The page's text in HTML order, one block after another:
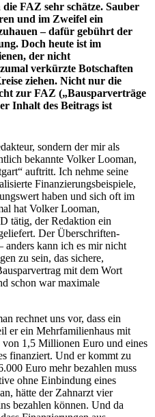
FAZ sehr schätze. Sauber
und im Zweifel ein
– dafür gebührt der
Doch heute ist im
der nicht
verkürzte Botschaften
ziehen. Nicht nur die
zur FAZ („Bausparverträge
Inhalt des Beitrags ist
sondern der mir als
bekannte Volker Looman,
auftritt. Ich nehme seine
Finanzierungsbeispiele,
haben und sich oft im
hat Volker Looman,
tätig, der Redaktion ein
Der Überschriften-
anders kann ich es mir nicht
zu sein, das sichere,
mit dem Wort
schon war maximale
rechnet uns vor, dass ein
er ein Mehrfamilienhaus mit
1,5 Millionen Euro und eines
finanziert. Und er kommt zu
Euro mehr bezahlen muss
ohne Einbindung eines
hätte der Zahnarzt vier
bezahlen können. Und da